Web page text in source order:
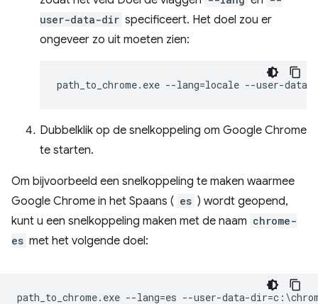
user-data-dir specificeert. Het doel zou er
ongeveer zo uit moeten zien:
Dubbelklik op de snelkoppeling om Google Chrome
te starten.
Om bijvoorbeeld een snelkoppeling te maken waarmee
Google Chrome in het Spaans ( es ) wordt geopend,
kunt u een snelkoppeling maken met de naam chrome-
es met het volgende doel: